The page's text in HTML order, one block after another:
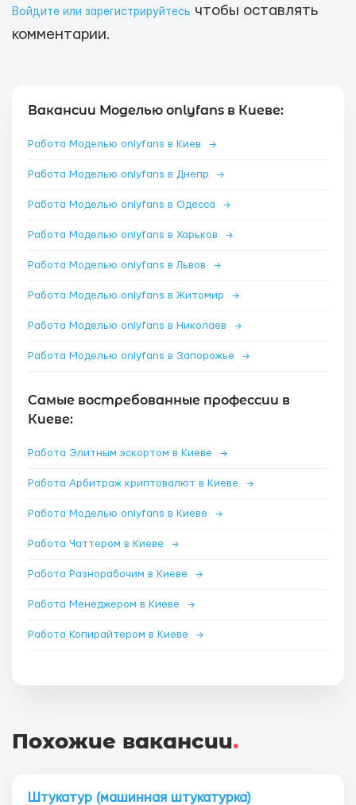
Войдите или зарегистрируйтесь чтобы оставлять
комментарии.
Вакансии Моделью onlyfans в Киеве:
Работа Моделью onlyfans в Киев →
Работа Моделью onlyfans в Днепр →
Работа Моделью onlyfans в Одесса →
Работа Моделью onlyfans в Харьков →
Работа Моделью onlyfans в Львов →
Работа Моделью onlyfans в Житомир →
Работа Моделью onlyfans в Николаев →
Работа Моделью onlyfans в Запорожье →
Самые востребованные профессии в
Киеве:
Работа Элитным эскортом в Киеве →
Работа Арбитраж криптовалют в Киеве →
Работа Моделью onlyfans в Киеве →
Работа Чаттером в Киеве →
Работа Разнорабочим в Киеве →
Работа Менеджером в Киеве →
Работа Копирайтером в Киеве →
Похожие вакансии.
Штукатур (машинная штукатурка)